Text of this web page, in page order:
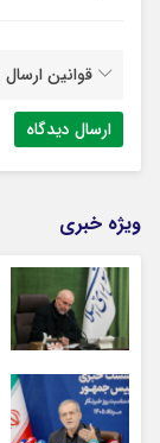
قوانین ارسال
ویژه خبری